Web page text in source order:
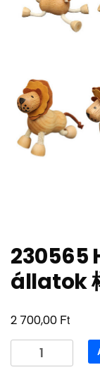
230565
állatok
2 700,00 Ft
230565
Hajlítható